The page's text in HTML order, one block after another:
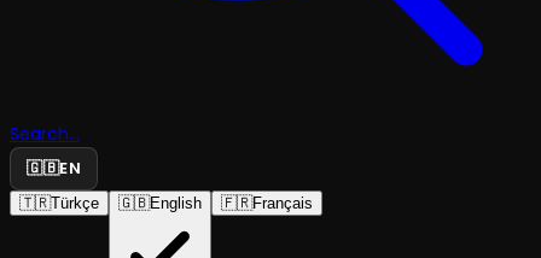
Search...
🇬🇧EN
🇹🇷Türkçe 🇬🇧English 🇫🇷Français